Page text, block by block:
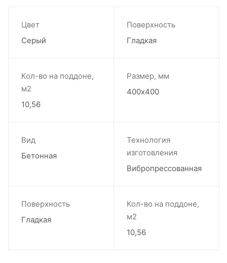
Цвет
Серый
Поверхность
Гладкая
Кол-во на поддоне,
м2
10,56
Размер, мм
400х400
Вид
Бетонная
Технология
изготовления
Вибропрессованная
Поверхность
Гладкая
Кол-во на поддоне,
м2
10,56